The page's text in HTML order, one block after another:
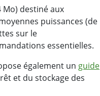
Mo) destiné aux
puissances (de
sur le
essentielles.
également un guide
et du stockage des